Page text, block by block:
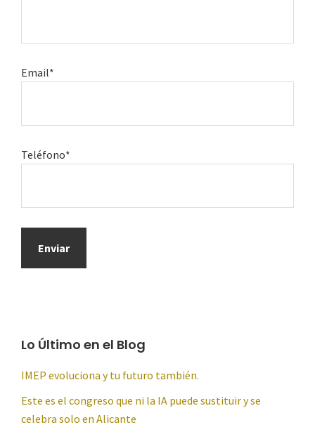
Email*
Teléfono*
Lo Último en el Blog
IMEP evoluciona y tu futuro también.
Este es el congreso que ni la IA puede sustituir y se
celebra solo en Alicante